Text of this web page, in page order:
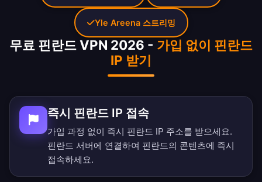
무료 핀란드 VPN 2026 - 가입 없이 핀란드
IP 받기
즉시 핀란드 IP 접속
가입 과정 없이 즉시 핀란드 IP 주소를 받으세요.
핀란드 서버에 연결하여 핀란드의 콘텐츠에 즉시
접속하세요.
Yle Areena 스트리밍